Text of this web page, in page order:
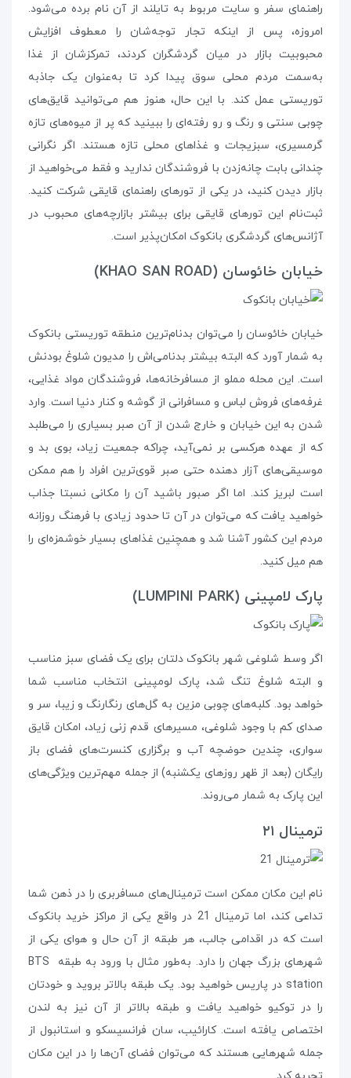
راهنمای سفر و سایت مربوط به تایلند از آن نام برده می‌شود.
امروزه، پس از اینکه تجار توجه‌شان را معطوف افزایش
محبوبیت بازار در میان گردشگران کردند، تمرکزشان از غذا
به‌سمت مردم محلی سوق پیدا کرد تا به‌عنوان یک جاذبه‌
توریستی عمل کند. با این حال، هنوز هم می‌توانید قایق‌های
چوبی سنتی و رنگ و رو رفته‌ای را ببینید که پر از میوه‌های تازه‌
گرمسیری، سبزیجات و غذاهای محلی تازه هستند. اگر نگرانی
چندانی بابت چانه‌زدن با فروشندگان ندارید و فقط می‌خواهید از
بازار دیدن کنید، در یکی از تورهای راهنمای قایقی شرکت کنید.
ثبت‌نام این تورهای قایقی برای بیشتر بازارچه‌های محبوب در
آژانس‌های گردشگری بانکوک امکان‌پذیر است.
خیابان خائوسان (KHAO SAN ROAD)
خیابان خائوسان را می‌توان بدنام‌ترین منطقه‌ توریستی بانکوک
به شمار آورد که البته بیشتر بدنامی‌اش را مدیون شلوغ بودنش
است. این محله مملو از مسافرخانه‌ها، فروشندگان مواد غذایی،
غرفه‌های فروش لباس و مسافرانی از گوشه و کنار دنیا است. وارد
شدن به این خیابان و خارج شدن از آن صبر بسیاری را می‌طلبد
که از عهده‌ هرکسی بر نمی‌آید، چراکه جمعیت زیاد، بوی بد و
موسیقی‌های آزار دهنده حتی صبر قوی‌ترین افراد را هم ممکن
است لبریز کند. اما اگر صبور باشید آن را مکانی نسبتا جذاب
خواهید یافت که می‌توان در آن تا حدود زیادی با فرهنگ روزانه‌
مردم این کشور آشنا شد و همچنین غذاهای بسیار خوشمزه‌ای را
هم میل کنید.
پارک لامپینی (LUMPINI PARK)
اگر وسط شلوغی شهر بانکوک دلتان برای یک فضای سبز مناسب
و البته شلوغ تنگ شد، پارک لومپینی انتخاب مناسب شما
خواهد بود. کلبه‌های چوبی مزین به گل‌های رنگارنگ و زیبا، سر و
صدای کم با وجود شلوغی، مسیرهای قدم زنی زیاد، امکان قایق
سواری، چندین حوضچه‌ آب و برگزاری کنسرت‌های فضای باز
رایگان (بعد از ظهر روزهای یکشنبه) از جمله مهم‌ترین ویژگی‌های
این پارک به شمار می‌روند.
ترمینال ۲۱
نام این مکان ممکن است ترمینال‌های مسافربری را در ذهن شما
تداعی کند، اما ترمینال 21 در واقع یکی از مراکز خرید بانکوک
است که در اقدامی جالب، هر طبقه از آن حال و هوای یکی از
شهرهای بزرگ جهان را دارد. به‌طور مثال با ورود به طبقه‌ BTS
station در پاریس خواهید بود. یک طبقه بالاتر بروید و خودتان
را در توکیو خواهید یافت و طبقه‌ بالاتر از آن نیز به لندن
اختصاص یافته است. کارائیب، سان فرانسیسکو و استانبول از
جمله شهرهایی هستند که می‌توان فضای آن‌ها را در این مکان